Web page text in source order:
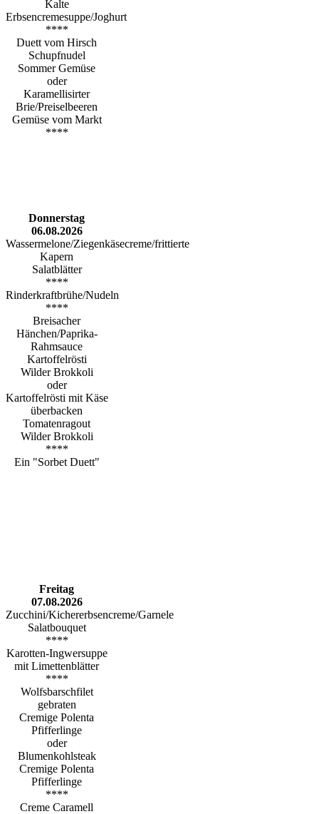
Kalte
Erbsencremesuppe/Joghurt
****
Duett vom Hirsch
Schupfnudel
Sommer Gemüse
oder
Karamellisirter
Brie/Preiselbeeren
Gemüse vom Markt
****
Donnerstag
06.08.2026
Wassermelone/Ziegenkäsecreme/frittierte
Kapern
Salatblätter
****
Rinderkraftbrühe/Nudeln
****
Breisacher
Hänchen/Paprika-
Rahmsauce
Kartoffelrösti
Wilder Brokkoli
oder
Kartoffelrösti mit Käse
überbacken
Tomatenragout
Wilder Brokkoli
****
Ein "Sorbet Duett"
Freitag
07.08.2026
Zucchini/Kichererbsencreme/Garnele
Salatbouquet
****
Karotten-Ingwersuppe
mit Limettenblätter
****
Wolfsbarschfilet
gebraten
Cremige Polenta
Pfifferlinge
oder
Blumenkohlsteak
Cremige Polenta
Pfifferlinge
****
Creme Caramell